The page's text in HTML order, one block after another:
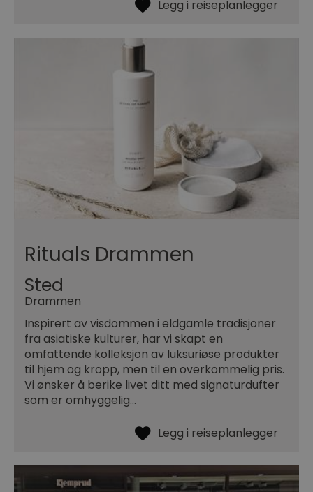
Rituals Drammen
Sted
Drammen
Inspirert av visdommen i eldgamle tradisjoner
fra asiatiske kulturer, har vi skapt en
omfattende kolleksjon av luksuriøse produkter
til hjem og kropp, men til en overkommelig pris.
Vi ønsker å berike livet ditt med signaturdufter
som er omhyggelig…